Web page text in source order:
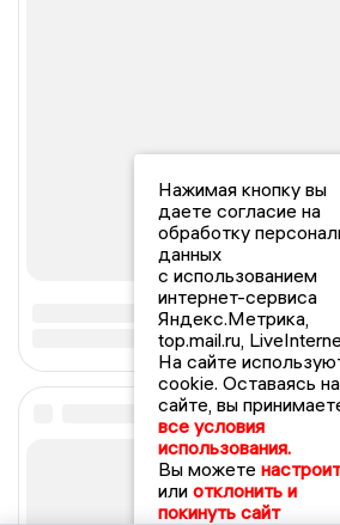
Нажимая кнопку вы
даете согласие на
обработку
данных
с использованием
интернет-сервиса
Яндекс.Метрика,
top.mail.ru,
На сайте
cookie. Оставаясь на
сайте, вы
все условия
использования.
Вы можете
или отклонить и
покинуть сайт